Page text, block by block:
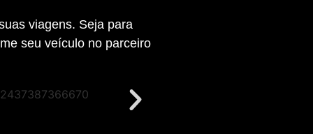
viagens. Seja para
seu veículo no parceiro